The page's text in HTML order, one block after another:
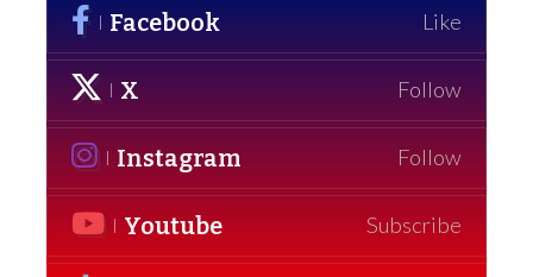
Facebook Like
X Follow
Instagram Follow
Youtube Subscribe